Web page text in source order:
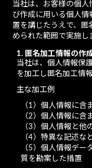
当社は、お客様の個人
び作成に用いる個人
置を講じたうえで、
められた範囲で実施し
1. 匿名加工情報の作
当社は、個人情報保
を加工し匿名加工情
主な加工例
（1）個人情報に含
（2）個人情報に含
（3）個人情報と他
（4）特異な記述な
（5）個人情報デー
質を勘案した措置